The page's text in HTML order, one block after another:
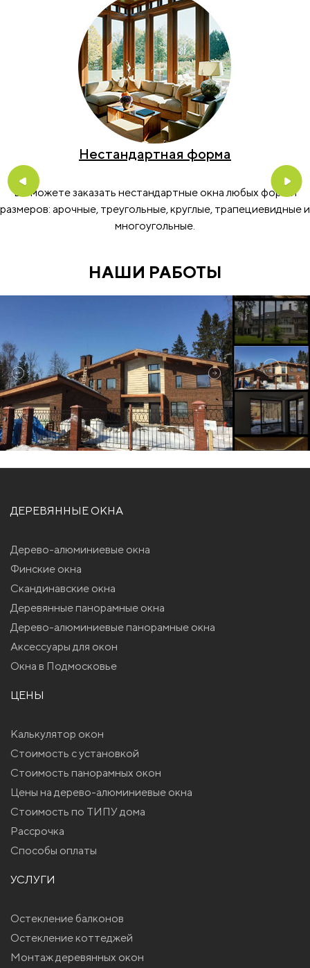
Нестандартная форма
Вы можете заказать нестандартные окна любых форм и
размеров: арочные, треугольные, круглые, трапециевидные и
многоугольные.
Previous
НАШИ РАБОТЫ
ДЕРЕВЯННЫЕ ОКНА
Дерево-алюминиевые окна
Финские окна
Скандинавские окна
Деревянные панорамные окна
Дерево-алюминиевые панорамные окна
Аксессуары для окон
Окна в Подмосковье
ЦЕНЫ
Калькулятор окон
Стоимость с установкой
Стоимость панорамных окон
Цены на дерево-алюминиевые окна
Стоимость по ТИПУ дома
Рассрочка
Способы оплаты
УСЛУГИ
Остекление балконов
Остекление коттеджей
Монтаж деревянных окон